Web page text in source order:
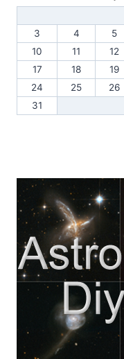
3
4 5
10
11 12
17
18 19
24
25 26
31